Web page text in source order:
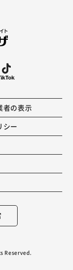
者の表示
シー
Reserved.